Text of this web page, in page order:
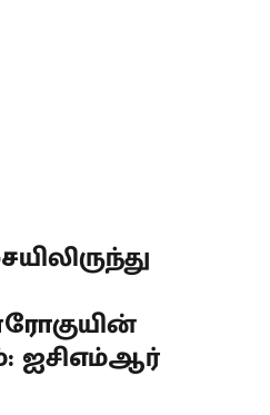
ஐசிஎம்ஆர்